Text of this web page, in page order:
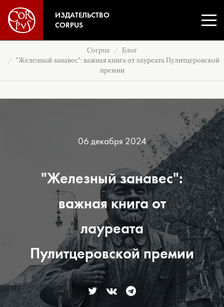
ИЗДАТЕЛЬСТВО
CORPUS
Corpus
Блог
"Железный занавес": важная книга от лауреата Пулитцеровской
премии
06 декабря 2024
"Железный занавес":
важная книга от
лауреата
Пулитцеровской премии